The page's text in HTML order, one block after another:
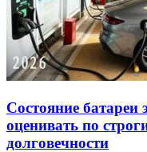
Состояние батареи
оценивать по
долговечности